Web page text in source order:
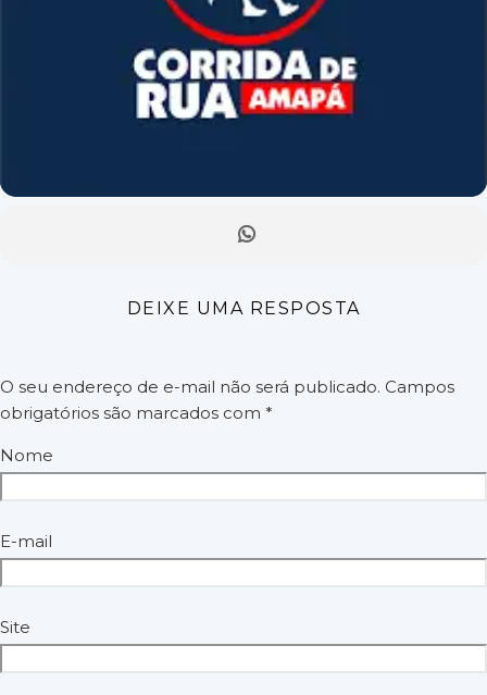
DEIXE UMA RESPOSTA
O seu endereço de e-mail não será publicado. Campos
obrigatórios são marcados com *
Nome
E-mail
Site